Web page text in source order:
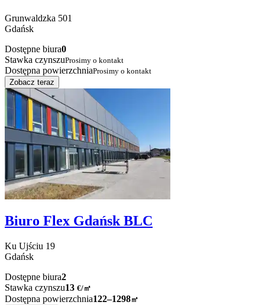
Grunwaldzka 501
Gdańsk
Dostępne biura0
Stawka czynszuProsimy o kontakt
Dostępna powierzchniaProsimy o kontakt
Zobacz teraz
Biuro Flex Gdańsk BLC
Ku Ujściu 19
Gdańsk
Dostępne biura2
Stawka czynszu13 €/㎡
Dostępna powierzchnia122–1298㎡